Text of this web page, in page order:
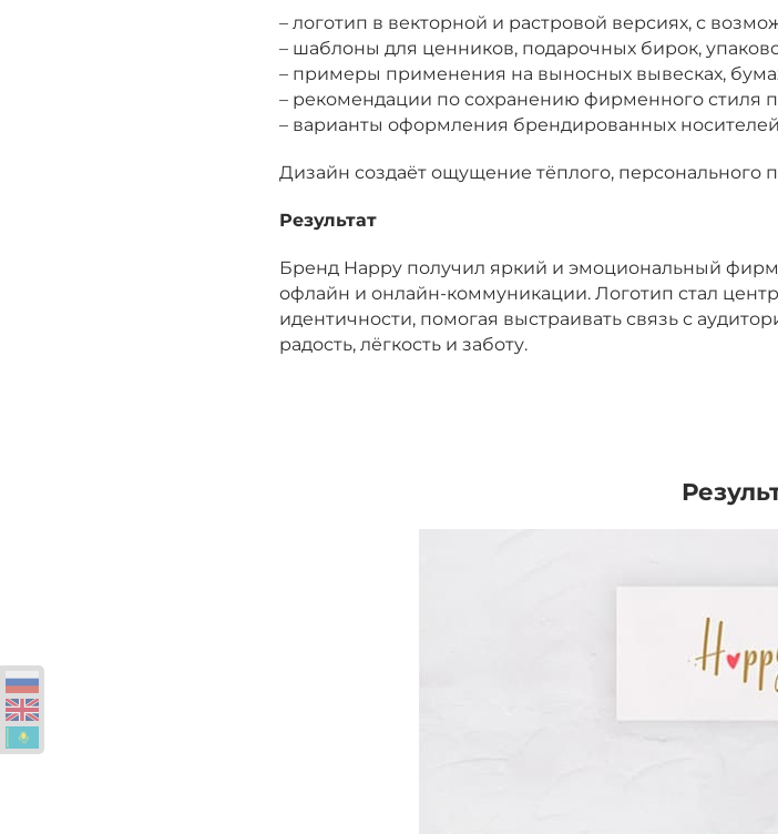
– логотип в векторной и растровой версиях, с
– шаблоны для ценников, подарочных бирок,
– примеры применения на выносных вывесках,
– рекомендации по сохранению фирменного стиля
– варианты оформления брендированных
Дизайн создаёт ощущение тёплого, персонального
Результат
Бренд Happy получил яркий и эмоциональный
офлайн и онлайн-коммуникации. Логотип стал
идентичности, помогая выстраивать связь с
радость, лёгкость и заботу.